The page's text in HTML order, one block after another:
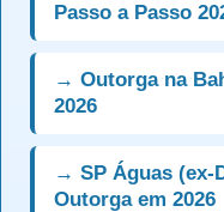
Passo a Passo
→ Outorga na
2026
→ SP Águas (ex-
Outorga em 2026